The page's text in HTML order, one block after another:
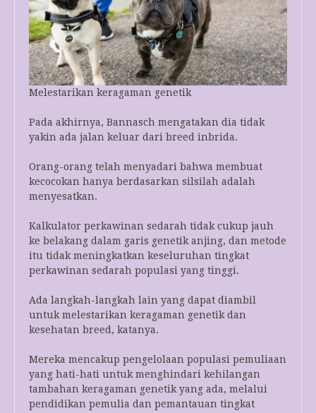
Melestarikan keragaman genetik
Pada akhirnya, Bannasch mengatakan dia tidak
yakin ada jalan keluar dari breed inbrida.
Orang-orang telah menyadari bahwa membuat
kecocokan hanya berdasarkan silsilah adalah
menyesatkan.
Kalkulator perkawinan sedarah tidak cukup jauh
ke belakang dalam garis genetik anjing, dan metode
itu tidak meningkatkan keseluruhan tingkat
perkawinan sedarah populasi yang tinggi.
Ada langkah-langkah lain yang dapat diambil
untuk melestarikan keragaman genetik dan
kesehatan breed, katanya.
Mereka mencakup pengelolaan populasi pemuliaan
yang hati-hati untuk menghindari kehilangan
tambahan keragaman genetik yang ada, melalui
pendidikan pemulia dan pemantauan tingkat